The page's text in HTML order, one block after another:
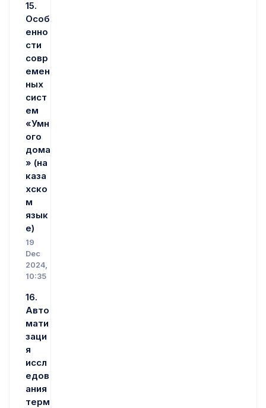
15.
Особ
енно
сти
совр
емен
ных
сист
ем
«Умн
ого
дома
» (на
каза
хско
м
язык
е)
19
Dec
2024,
10:35
16.
Авто
мати
заци
я
иссл
едов
ания
терм